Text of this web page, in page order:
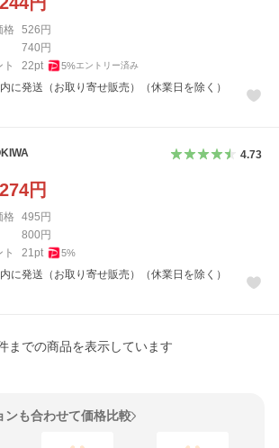
格 526円
740円
22pt 5%エントリー済み
に発送（お取り寄せ販売）（休業日を除く）
4.73
円
格 495円
800円
21 pt 5%
に発送（お取り寄せ販売）（休業日を除く）
までの商品を表示しています
ンも合わせて価格比較